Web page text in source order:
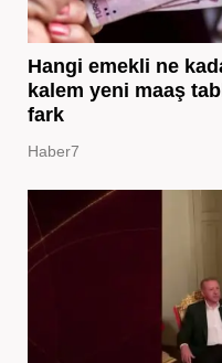
Hangi emekli ne
kalem yeni maaş
fark
Haber7